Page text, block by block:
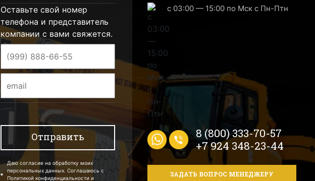
Оставьте свой номер
телефона и представитель
компании с вами свяжется.
Даю согласие на обработку моих
персональных данных. Соглашаюсь с
Политикой конфиденциальности и
с 03:00 — 15:00 по Мск с Пн-Птн
8 (800) 333-70-57
+7 924 348-23-44
ЗАДАТЬ ВОПРОС МЕНЕДЖЕРУ